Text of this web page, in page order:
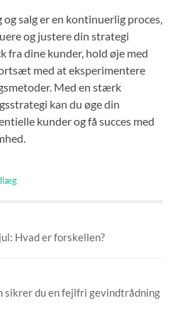
salg er en kontinuerlig proces,
og justere din strategi
fra dine kunder, hold øje med
med at eksperimentere
Med en stærk
kan du øge din
kunder og få succes med
Hvad er forskellen?
du en fejlfri gevindtrådning